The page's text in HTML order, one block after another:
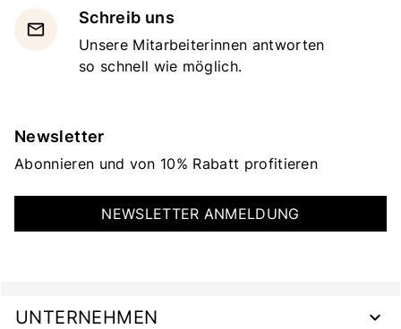
email
Schreib uns
Unsere Mitarbeiterinnen antworten
so schnell wie möglich.
Newsletter
Abonnieren und von 10% Rabatt profitieren
NEWSLETTER ANMELDUNG
UNTERNEHMEN